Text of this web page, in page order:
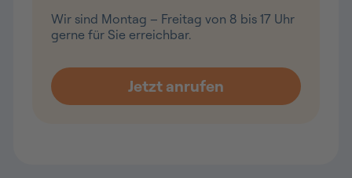
Wir sind Montag – Freitag von 8 bis 17 Uhr
gerne für Sie erreichbar.